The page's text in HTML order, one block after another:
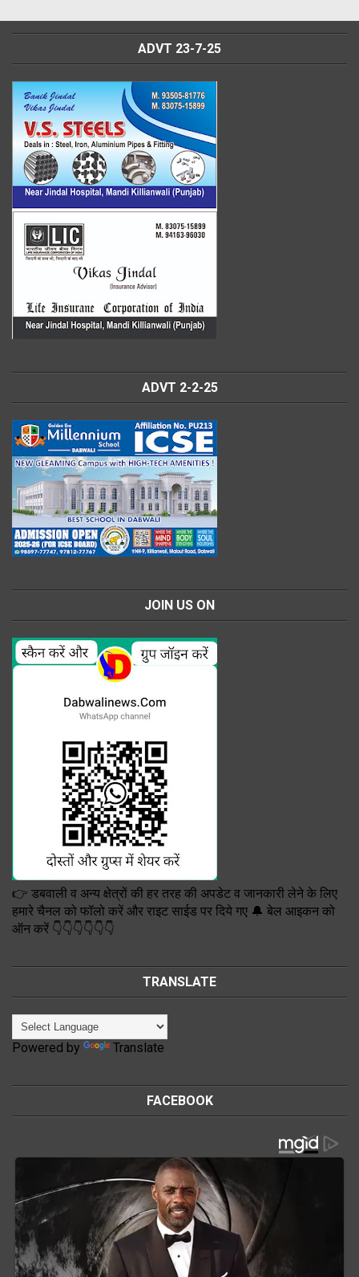
ADVT 23-7-25
ADVT 2-2-25
JOIN US ON
👉 डबवाली व अन्य क्षेत्रों की हर तरह की अपडेट व जानकारी लेने के लिए
हमारे चैनल को फॉलो करें और राइट साईड पर दिये गए 🔔 बेल आइकन को
ऑन करें 👇👇👇👇👇👇
TRANSLATE
Powered by Translate
FACEBOOK